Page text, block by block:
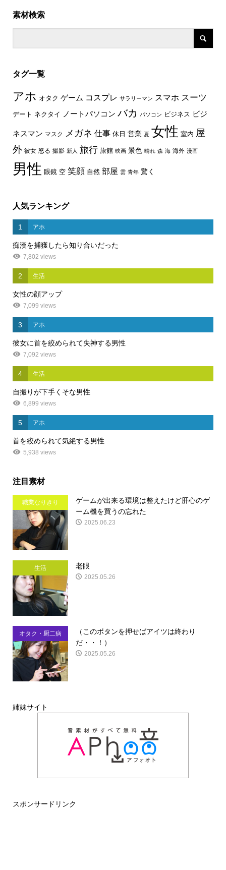
素材検索
タグ一覧
アホ オタク ゲーム コスプレ サラリーマン スマホ スーツ
デート ネクタイ ノートパソコン バカ パソコン ビジネス ビジ
ネスマン マスク メガネ 仕事 休日 営業 夏 女性 室内 屋
外 彼女 怒る 撮影 新人 旅行 旅館 映画 景色 晴れ 森 海 海外 漫画
男性 眼鏡 空 笑顔 自然 部屋 雲 青年 驚く
人気ランキング
1 アホ
痴漢を捕獲したら知り合いだった
7,802 views
2 生活
女性の顔アップ
7,099 views
3 アホ
彼女に首を絞められて失神する男性
7,092 views
4 生活
自撮りが下手くそな男性
6,899 views
5 アホ
首を絞められて気絶する男性
5,938 views
注目素材
職業なりきり
ゲームが出来る環境は整えたけど肝心のゲ
ーム機を買うの忘れた
2025.06.23
生活 老眼
2025.05.26
オタク・厨二病
（このボタンを押せばアイツは終わり
だ・・！）
2025.05.26
姉妹サイト
スポンサードリンク